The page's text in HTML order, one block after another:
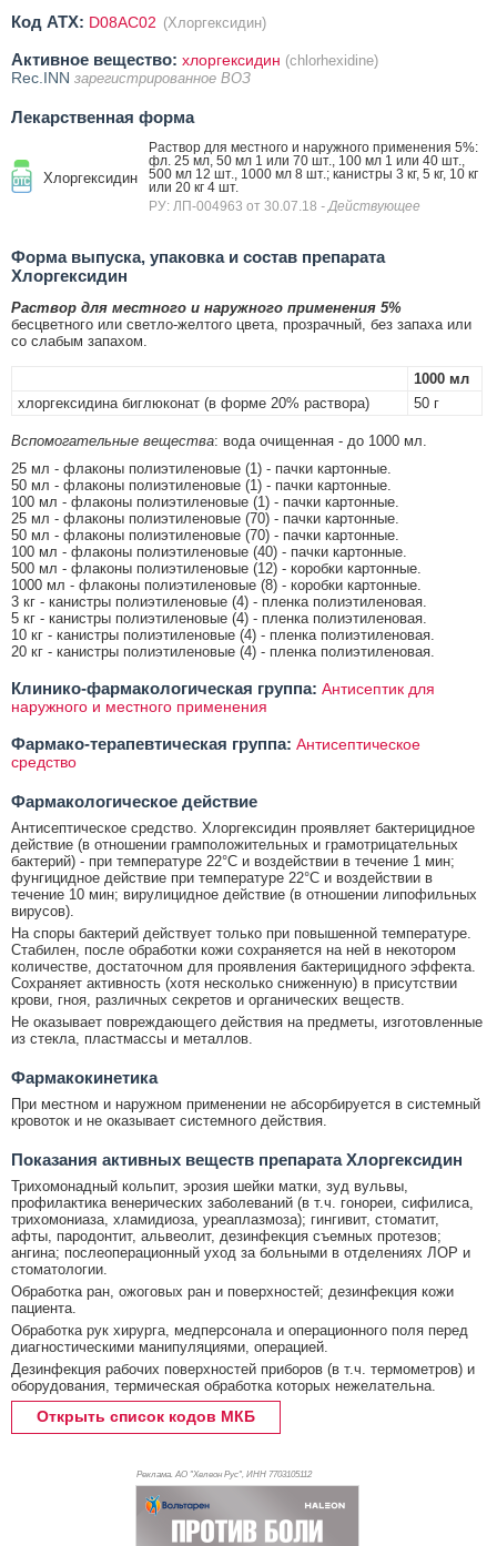
Код ATX: D08AC02 (Хлоргексидин)
Активное вещество: хлоргексидин (chlorhexidine)
Rec.INN зарегистрированное ВОЗ
Лекарственная форма
Хлоргексидин
Раствор для местного и наружного применения 5%:
фл. 25 мл, 50 мл 1 или 70 шт., 100 мл 1 или 40 шт.,
500 мл 12 шт., 1000 мл 8 шт.; канистры 3 кг, 5 кг, 10 кг
или 20 кг 4 шт.
РУ: ЛП-004963 от 30.07.18 - Действующее
Форма выпуска, упаковка и состав препарата
Хлоргексидин
Раствор для местного и наружного применения 5%
бесцветного или светло-желтого цвета, прозрачный, без запаха или
со слабым запахом.
1000 мл
хлоргексидина биглюконат (в форме 20% раствора)
50 г
Вспомогательные вещества: вода очищенная - до 1000 мл.
25 мл - флаконы полиэтиленовые (1) - пачки картонные.
50 мл - флаконы полиэтиленовые (1) - пачки картонные.
100 мл - флаконы полиэтиленовые (1) - пачки картонные.
25 мл - флаконы полиэтиленовые (70) - пачки картонные.
50 мл - флаконы полиэтиленовые (70) - пачки картонные.
100 мл - флаконы полиэтиленовые (40) - пачки картонные.
500 мл - флаконы полиэтиленовые (12) - коробки картонные.
1000 мл - флаконы полиэтиленовые (8) - коробки картонные.
3 кг - канистры полиэтиленовые (4) - пленка полиэтиленовая.
5 кг - канистры полиэтиленовые (4) - пленка полиэтиленовая.
10 кг - канистры полиэтиленовые (4) - пленка полиэтиленовая.
20 кг - канистры полиэтиленовые (4) - пленка полиэтиленовая.
Клинико-фармакологическая группа: Антисептик для
наружного и местного применения
Фармако-терапевтическая группа: Антисептическое
средство
Фармакологическое действие
Антисептическое средство. Хлоргексидин проявляет бактерицидное
действие (в отношении грамположительных и грамотрицательных
бактерий) - при температуре 22°С и воздействии в течение 1 мин;
фунгицидное действие при температуре 22°С и воздействии в
течение 10 мин; вирулицидное действие (в отношении липофильных
вирусов).
На споры бактерий действует только при повышенной температуре.
Стабилен, после обработки кожи сохраняется на ней в некотором
количестве, достаточном для проявления бактерицидного эффекта.
Сохраняет активность (хотя несколько сниженную) в присутствии
крови, гноя, различных секретов и органических веществ.
Не оказывает повреждающего действия на предметы, изготовленные
из стекла, пластмассы и металлов.
Фармакокинетика
При местном и наружном применении не абсорбируется в системный
кровоток и не оказывает системного действия.
Показания активных веществ препарата Хлоргексидин
Трихомонадный кольпит, эрозия шейки матки, зуд вульвы,
профилактика венерических заболеваний (в т.ч. гонореи, сифилиса,
трихомониаза, хламидиоза, уреаплазмоза); гингивит, стоматит,
афты, пародонтит, альвеолит, дезинфекция съемных протезов;
ангина; послеоперационный уход за больными в отделениях ЛОР и
стоматологии.
Обработка ран, ожоговых ран и поверхностей; дезинфекция кожи
пациента.
Обработка рук хирурга, медперсонала и операционного поля перед
диагностическими манипуляциями, операцией.
Дезинфекция рабочих поверхностей приборов (в т.ч. термометров) и
оборудования, термическая обработка которых нежелательна.
Открыть список кодов МКБ
Реклама. АО "Хелеон Рус", ИНН 7703105112